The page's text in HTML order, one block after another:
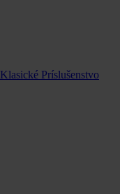
Klasické Príslušenstvo